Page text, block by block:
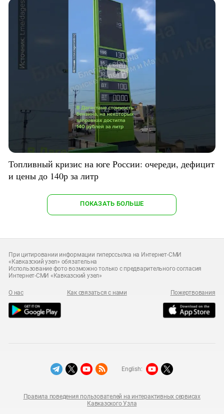
Топливный кризис на юге России: очереди, дефицит
и цены до 140р за литр
ПОКАЗАТЬ БОЛЬШЕ
При цитировании информации гиперссылка на Интернет-СМИ
«Кавказский узел» обязательна
Использование фото возможно только с предварительного согласия
Интернет-СМИ «Кавказский узел»
О нас Как связаться с нами Пожертвования
Правила поведения пользователей на интерактивных сервисах
Кавказского Узла
English: